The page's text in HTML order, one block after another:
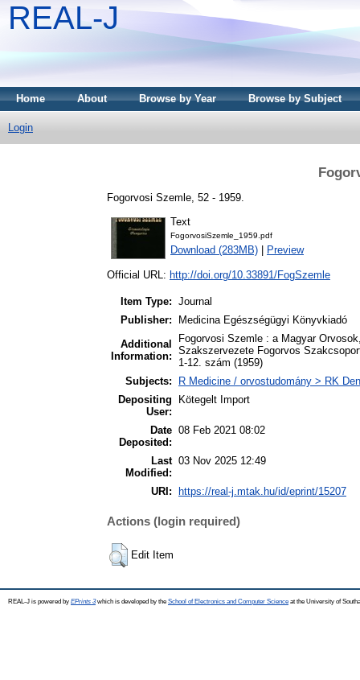
REAL-J
Home About Browse by Year Browse by Subject
Login
Fogorvosi Szemle, 52 - 1959.
Text
FogorvosiSzemle_1959.pdf
Download (283MB) Preview
Official URL: http://doi.org/10.33891/FogSzemle
Item Type: Journal
Publisher:
Medicina Egészségügyi Könyvkiadó
Additional
Information:
Fogorvosi Szemle : a Magyar
Szakszervezete Fogorvos
1-12. szám (1959)
Subjects:
R Medicine / orvostudomány > RK
Depositing
User:
Kötegelt Import
Date
Deposited:
08 Feb 2021 08:02
Last
Modified:
03 Nov 2025 12:49
URI: https://real-j.mtak.hu/id/eprint/15207
Actions (login required)
Edit Item
REAL-J is powered by EPrints 3which is developed by the School of Electronics and Computer Science at the University of